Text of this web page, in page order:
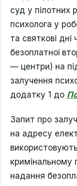
суд у пілотних
психолога у
та святкові
безоплатної
— центри) на
залучення
додатку 1 до
Запит про
на адресу
кримінальному
надання